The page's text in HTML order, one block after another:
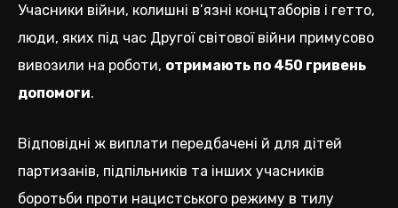
Учасники війни, колишні в’язні концтаборів і гетто,
люди, яких під час Другої світової війни примусово
вивозили на роботи, отримають по 450 гривень
допомоги.
Відповідні ж виплати передбачені й для дітей
партизанів, підпільників та інших учасників
боротьби проти нацистського режиму в тилу